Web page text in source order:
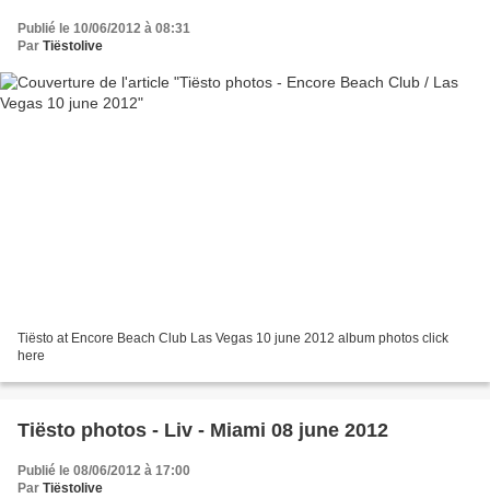
Publié le 10/06/2012 à 08:31
Par Tiëstolive
Tiësto at Encore Beach Club Las Vegas 10 june 2012 album photos click
here
Tiësto photos - Liv - Miami 08 june 2012
Publié le 08/06/2012 à 17:00
Par Tiëstolive